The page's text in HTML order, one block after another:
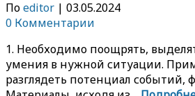
Поeditor | 03.05.2024
0 Комментарии
1. Необходимо поощрять,
умения в нужной ситуации.
разглядеть потенциал